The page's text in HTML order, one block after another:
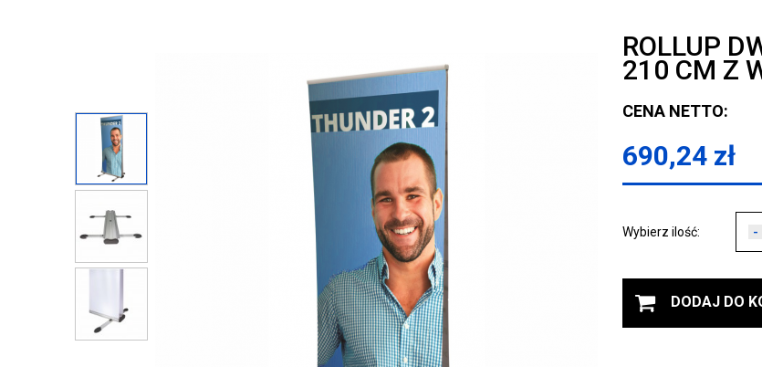
ROLLUP
210 CM Z
CENA NETTO:
690,24 zł
Wybierz ilość: -
DODAJ DO